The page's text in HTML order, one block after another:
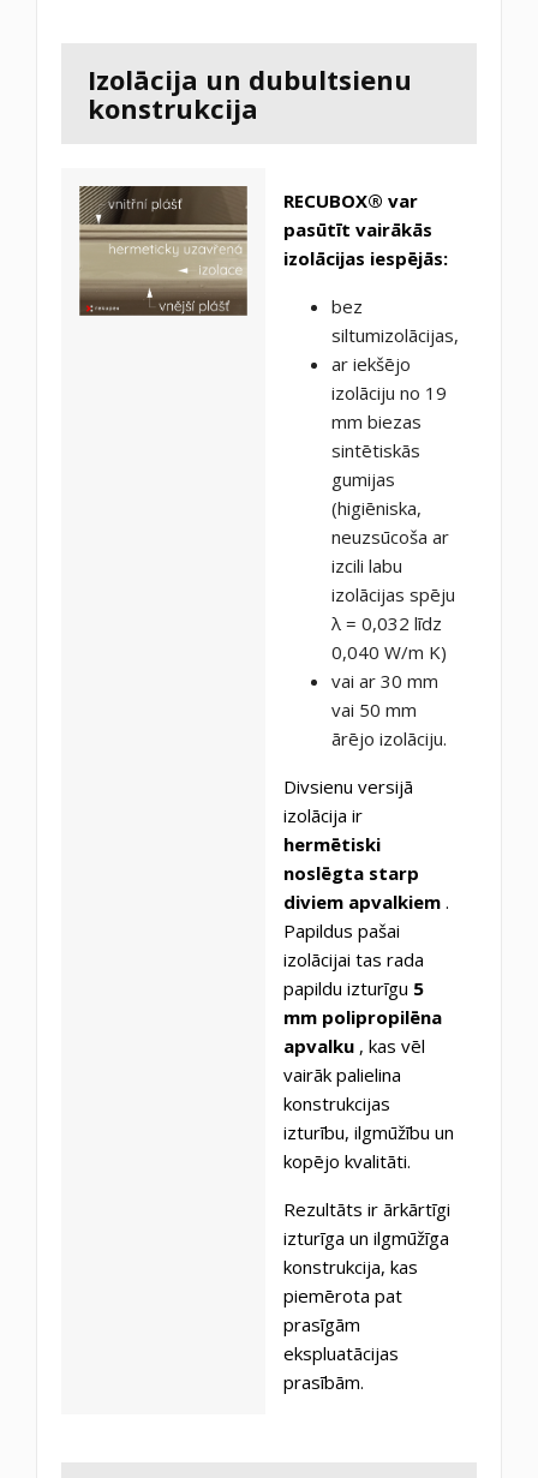
Izolācija un dubultsienu
konstrukcija
RECUBOX® var
pasūtīt vairākās
izolācijas iespējās:
bez
siltumizolācijas,
ar iekšējo
izolāciju no 19
mm biezas
sintētiskās
gumijas
(higiēniska,
neuzsūcoša ar
izcili labu
izolācijas spēju
λ = 0,032 līdz
0,040 W/m K)
vai ar 30 mm
vai 50 mm
ārējo izolāciju.
Divsienu versijā
izolācija ir
hermētiski
noslēgta starp
diviem apvalkiem .
Papildus pašai
izolācijai tas rada
papildu izturīgu 5
mm polipropilēna
apvalku , kas vēl
vairāk palielina
konstrukcijas
izturību, ilgmūžību un
kopējo kvalitāti.
Rezultāts ir ārkārtīgi
izturīga un ilgmūžīga
konstrukcija, kas
piemērota pat
prasīgām
ekspluatācijas
prasībām.